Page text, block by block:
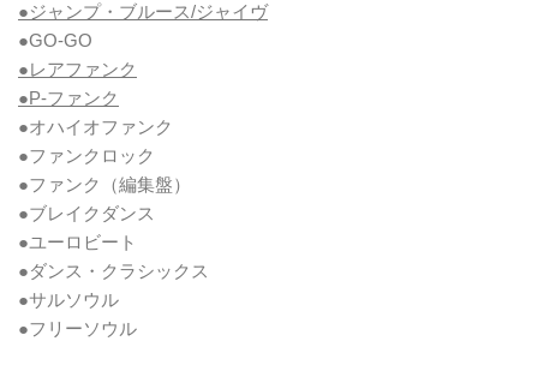
●ジャンプ・ブルース/ジャイヴ
●GO-GO
●レアファンク
●P-ファンク
●オハイオファンク
●ファンクロック
●ファンク
（編集盤）
●ブレイクダンス
●ユーロビート
●ダンス・クラシックス
●サルソウル
●フリーソウル